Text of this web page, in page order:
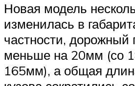
Новая модель
изменилась в
частности, дорожный
меньше на 20мм (со
165мм), а общая